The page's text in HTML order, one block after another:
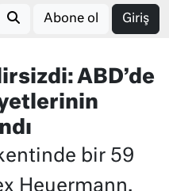
Abone ol Giriş
ABD’de
bir 59
Heuermann,